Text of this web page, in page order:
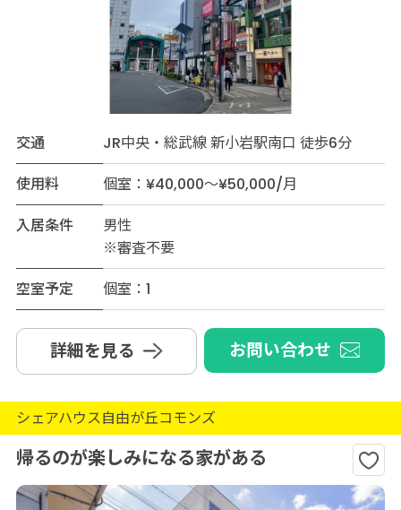
交通
JR中央・総武線 新小岩駅南口 徒歩6分
使用料
個室：¥40,000～¥50,000/月
入居条件
男性
※審査不要
空室予定
個室：1
詳細を見る お問い合わせ
シェアハウス自由が丘コモンズ
帰るのが楽しみになる家がある